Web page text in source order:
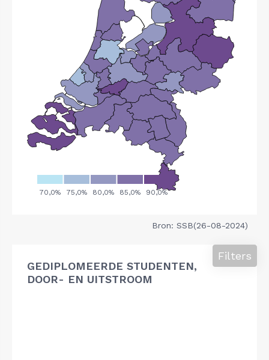
Bron: SSB(26-08-2024)
GEDIPLOMEERDE STUDENTEN,
DOOR- EN UITSTROOM
Filters